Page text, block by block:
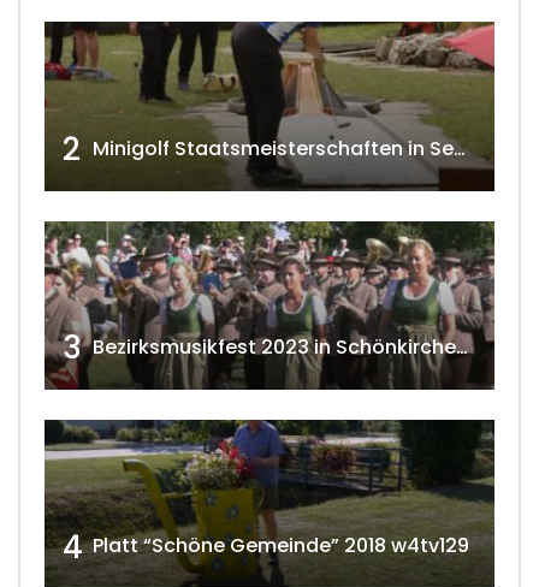
2 Minigolf Staatsmeisterschaften in Seefeld-Kadolz w4tv174
3 Bezirksmusikfest 2023 in Schönkirchen-Reyersdorf
4 Platt “Schöne Gemeinde” 2018 w4tv129